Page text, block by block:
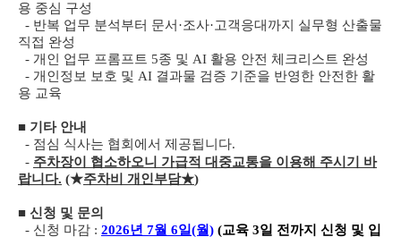
용 중심 구성
- 반복 업무 분석부터 문서·조사·고객응대까지 실무형 산출물
직접 완성
- 개인 업무 프롬프트 5종 및 AI 활용 안전 체크리스트 완성
- 개인정보 보호 및 AI 결과물 검증 기준을 반영한 안전한 활
용 교육
■ 기타 안내
- 점심 식사는 협회에서 제공됩니다.
- 주차장이 협소하오니 가급적 대중교통을 이용해 주시기 바
랍니다. (★주차비 개인부담★)
■ 신청 및 문의
- 신청 마감 : 2026년 7월 6일(월) (교육 3일 전까지 신청 및 입